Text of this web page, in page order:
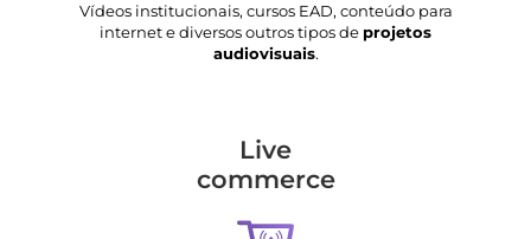
Vídeos institucionais, cursos EAD, conteúdo para
internet e diversos outros tipos de projetos
audiovisuais.
Live
commerce